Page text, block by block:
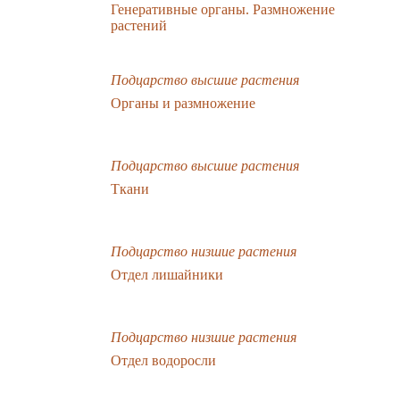
Генеративные органы. Размножение
растений
Подцарство высшие растения
Органы и размножение
Подцарство высшие растения
Ткани
Подцарство низшие растения
Отдел лишайники
Подцарство низшие растения
Отдел водоросли